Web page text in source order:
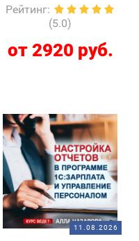
Рейтинг:
(5.0)
от 2920 руб.
11.08.2026